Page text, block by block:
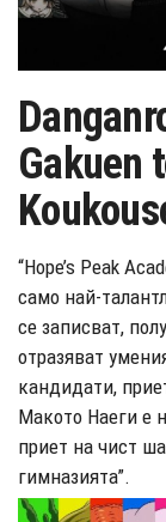
Gakuen
“Hope’s Peak
само най-
се записват,
отразяват
кандидати,
Макото Наеги е
приет на чист
гимназията”.